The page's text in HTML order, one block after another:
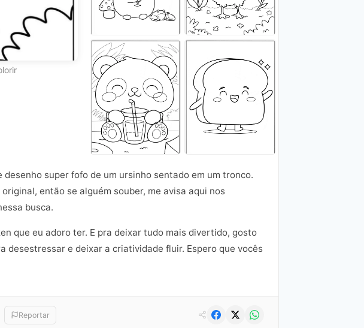
super fofo de um ursinho sentado em um tronco.
então se alguém souber, me avisa aqui nos
busca.
que eu adoro ter. E pra deixar tudo mais divertido, gosto
desestressar e deixar a criatividade fluir. Espero que vocês
Reportar